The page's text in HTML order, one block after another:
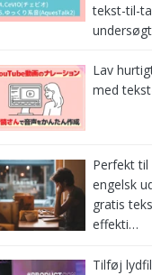
tekst-til-
Lav
med
Perfekt
engelsk
gratis
effekti…
Tilføj